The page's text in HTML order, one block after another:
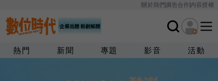
關於我們廣告合作內容授權
熱門 新聞 專題 影音 活動